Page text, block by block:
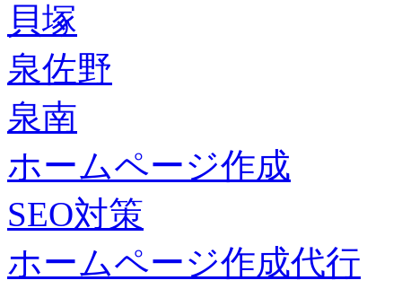
貝塚
泉佐野
泉南
ホームページ作成
SEO対策
ホームページ作成代行